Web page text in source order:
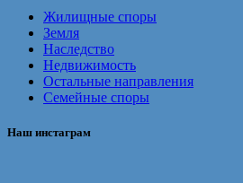
Жилищные споры
Земля
Наследство
Недвижимость
Остальные направления
Семейные споры
Наш инстаграм